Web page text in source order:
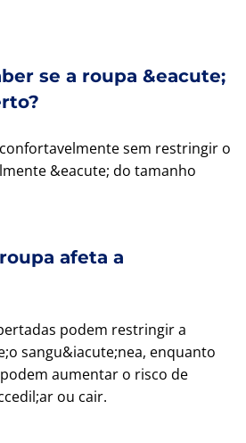
se a roupa &eacute;
sem restringir o
&eacute; do tamanho
afeta a
podem restringir a
sangu&iacute;nea, enquanto
aumentar o risco de
ou cair.